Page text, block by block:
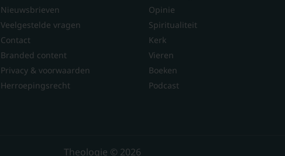
Nieuwsbrieven
Veelgestelde vragen
Contact
Branded content
Privacy & voorwaarden
Herroepingsrecht
Opinie
Spiritualiteit
Kerk
Vieren
Boeken
Podcast
Theologie © 2026